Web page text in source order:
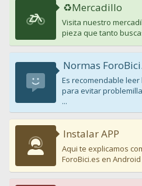
♻️Mercadillo
Visita nuestro
pieza que tanto
Normas
Es recomendable leer
para evitar
...
Instalar APP
Aqui te explicamos
ForoBici.es en Android